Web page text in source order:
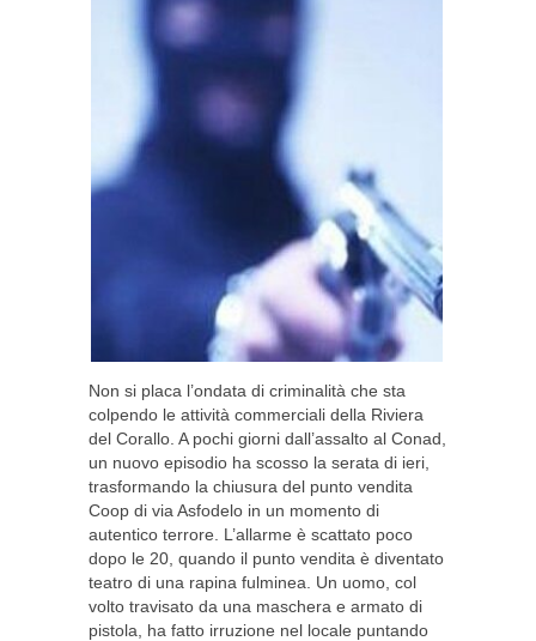
Non si placa l’ondata di criminalità che sta
colpendo le attività commerciali della Riviera
del Corallo. A pochi giorni dall’assalto al Conad,
un nuovo episodio ha scosso la serata di ieri,
trasformando la chiusura del punto vendita
Coop di via Asfodelo in un momento di
autentico terrore. L’allarme è scattato poco
dopo le 20, quando il punto vendita è diventato
teatro di una rapina fulminea. Un uomo, col
volto travisato da una maschera e armato di
pistola, ha fatto irruzione nel locale puntando